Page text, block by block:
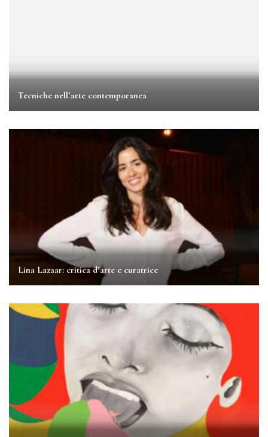
Tecniche nell’arte contemporanea
Lina Lazaar: critica d’arte e curatrice